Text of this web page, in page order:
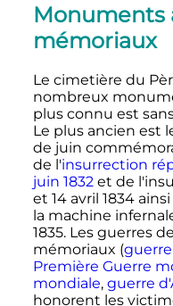
Monuments
mémoriaux
Le cimetière du
nombreux
plus connu est
Le plus ancien est
de juin
de l'insurrection
juin 1832 et de
et 14 avril 1834ainsi
la machine
1835. Les guerres
mémoriaux (
Première Guerre
mondiale, guerre
honorent les